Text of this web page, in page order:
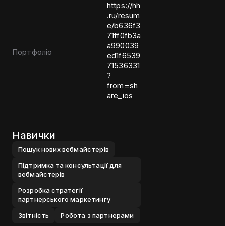
Портфоліо
https://hh
.ru/resum
e/b636f3
71ff0fb3a
a990039
ed1f6539
71536331
?
from=sh
are_ios
Навички
Пошук нових вебмайстерiв
Пiдтримка та консультацiї для
вебмайстерiв
Розробка стратегiї
партнерського маркетингу
Звiтнiсть
Робота з партнерами